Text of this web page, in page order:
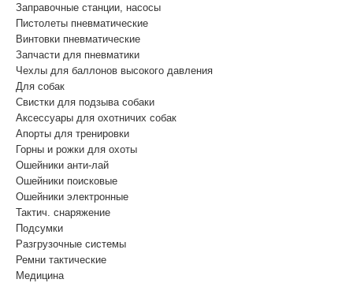
Заправочные станции, насосы
Пистолеты пневматические
Винтовки пневматические
Запчасти для пневматики
Чехлы для баллонов высокого давления
Для собак
Свистки для подзыва собаки
Аксессуары для охотничих собак
Апорты для тренировки
Горны и рожки для охоты
Ошейники анти-лай
Ошейники поисковые
Ошейники электронные
Тактич. снаряжение
Подсумки
Разгрузочные системы
Ремни тактические
Медицина